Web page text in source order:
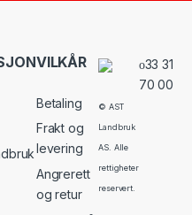
VILKÅR
Betaling
Frakt og
levering
Angrerett
og retur
© AST
Landbruk
AS. Alle
rettigheter
reservert.
33 31
70 00